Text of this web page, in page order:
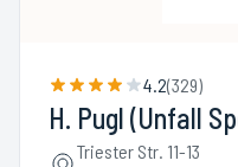
4.2(329)
H. Pugl (Unfall
Triester Str. 11-13